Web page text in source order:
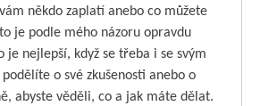
někdo zaplatí anebo co můžete
je podle mého názoru opravdu
je nejlepší, když se třeba i se svým
o své zkušenosti anebo o
abyste věděli, co a jak máte dělat.